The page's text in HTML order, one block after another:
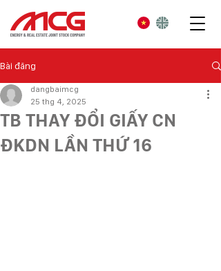
Bài đăng
TB THAY ĐỔI GIẤY CN
ĐKDN LẦN THỨ 16
dangbaimcg
25 thg 4, 2025